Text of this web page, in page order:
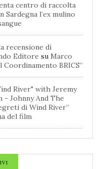
centro di raccolta
Sardegna l’ex mulino
recensione di
Editore su Marco
BRICS”
River" with Jeremy
Johnny And The
di Wind River”
del film